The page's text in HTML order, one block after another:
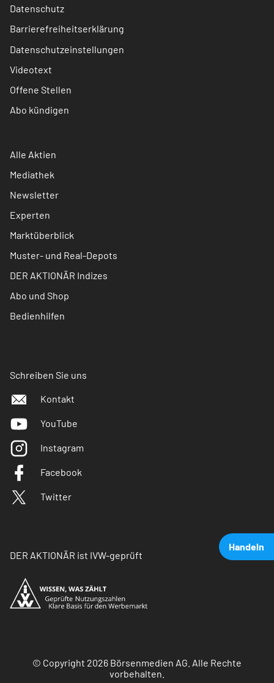
Handeln
Datenschutz
Barrierefreiheitserklärung
Datenschutzeinstellungen
Videotext
Offene Stellen
Abo kündigen
Alle Aktien
Mediathek
Newsletter
Experten
Marktüberblick
Muster- und Real-Depots
DER AKTIONÄR Indizes
Abo und Shop
Bedienhilfen
Schreiben Sie uns
Kontakt
YouTube
Instagram
Facebook
Twitter
DER AKTIONÄR ist IVW-geprüft
© Copyright 2026 Börsenmedien AG. Alle Rechte
vorbehalten.